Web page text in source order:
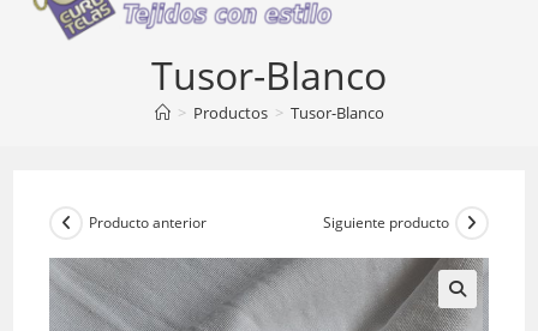
Tusor-Blanco
> Productos > Tusor-Blanco
Producto anterior Siguiente producto